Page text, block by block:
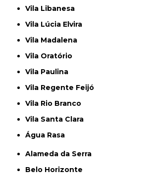
Vila Libanesa
Vila Lúcia Elvira
Vila Madalena
Vila Oratório
Vila Paulina
Vila Regente Feijó
Vila Rio Branco
Vila Santa Clara
Água Rasa
Alameda da Serra
Belo Horizonte